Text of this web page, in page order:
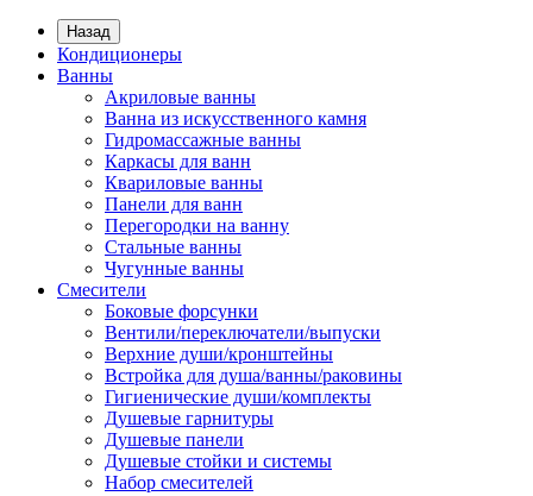
Назад
Кондиционеры
Ванны
Акриловые ванны
Ванна из искусственного камня
Гидромассажные ванны
Каркасы для ванн
Квариловые ванны
Панели для ванн
Перегородки на ванну
Стальные ванны
Чугунные ванны
Смесители
Боковые форсунки
Вентили/переключатели/выпуски
Верхние души/кронштейны
Встройка для душа/ванны/раковины
Гигиенические души/комплекты
Душевые гарнитуры
Душевые панели
Душевые стойки и системы
Набор смесителей